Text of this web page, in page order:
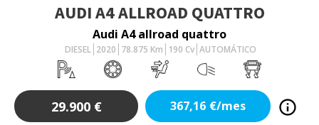
AUDIA4 ALLROAD QUATTRO
Audi A4 allroad quattro
DIESEL 2020 78.875 Km 190 Cv AUTOMÁTICO
29.900 € 367,16 €/mes